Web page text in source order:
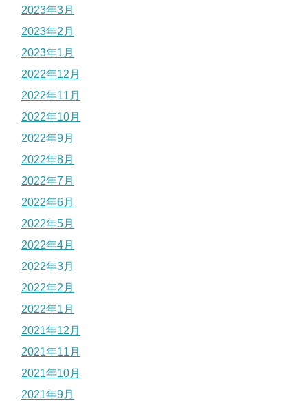
2023年3月
2023年2月
2023年1月
2022年12月
2022年11月
2022年10月
2022年9月
2022年8月
2022年7月
2022年6月
2022年5月
2022年4月
2022年3月
2022年2月
2022年1月
2021年12月
2021年11月
2021年10月
2021年9月